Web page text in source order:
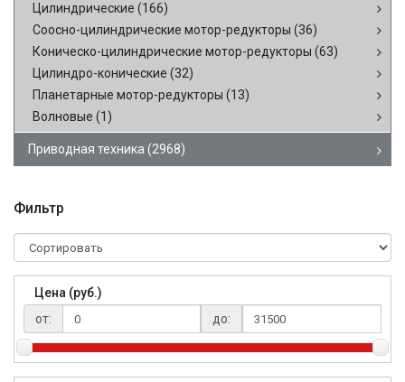
Цилиндрические (166)
Соосно-цилиндрические мотор-редукторы (36)
Коническо-цилиндрические мотор-редукторы (63)
Цилиндро-конические (32)
Планетарные мотор-редукторы (13)
Волновые (1)
Приводная техника (2968)
Фильтр
Цена (руб.)
от:
до: